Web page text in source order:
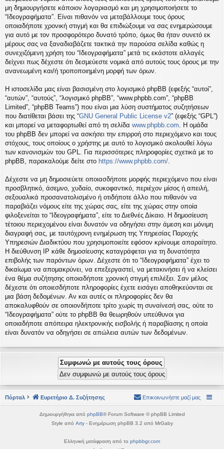
εις
μη δημιουργήσετε κάποιον λογαριασμό και μη χρησιμοποιήσετε το
“Ιδεογραφήματα”. Είναι πιθανόν να μεταβάλλουμε τους όρους
οποιαδήποτε χρονική στιγμή και θα επιδιώξουμε να σας ενημερώσουμε
για αυτό με τον προσφορότερο δυνατό τρόπο, όμως θα ήταν συνετό εκ
μέρους σας να ξαναδιαβάζετε τακτικά την παρούσα σελίδα καθώς η
συνεχιζόμενη χρήση του “Ιδεογραφήματα” μετά τις εκάστοτε αλλαγές
δείχνει πως δέχεστε ότι δεσμεύεστε νομικά από αυτούς τους όρους με την
ανανεωμένη και/ή τροποποιημένη μορφή των όρων.
Η ιστοσελίδα μας είναι βασισμένη στο λογισμικό phpBB (εφεξής “αυτοί”,
“αυτών”, “αυτούς”, “λογισμικό phpBB”, “www.phpbb.com”, “phpBB
Limited”, “phpBB Teams”) που είναι μια λύση συστήματος συζητήσεων
που διατίθεται βάσει της “GNU General Public License v2” (εφεξής “GPL”)
και μπορεί να μεταφορτωθεί από τη σελίδα www.phpbb.com . Η ομάδα
του phpBB δεν μπορεί να ασκήσει την επιρροή στο περιεχόμενο και τους
στόχους, τους οποίους ο χρήστης με αυτό το λογισμικό ακολουθεί λόγω
των κανονισμών του GPL. Για περισσότερες πληροφορίες σχετικά με το
phpBB, παρακαλούμε δείτε στο https://www.phpbb.com/
Δέχεστε να μη δημοσιεύετε οποιασδήποτε μορφής περιεχόμενο που είναι
προσβλητικό, άσεμνο, χυδαίο, συκοφαντικό, περιέχον μίσος ή απειλή,
σεξουαλικά προσανατολισμένο ή οτιδήποτε άλλο που πιθανόν να
παραβιάζει νόμους είτε της χώρας σας, είτε της χώρας στην οποία
φιλοξενείται το “Ιδεογραφήματα”, είτε το Διεθνές Δίκαιο. Η δημοσίευση
τέτοιου περιεχομένου είναι δυνατόν να οδηγήσει στην άμεση και μόνιμη
διαγραφή σας, με ταυτόχρονη ενημέρωση της Υπηρεσίας Παροχής
Υπηρεσιών Διαδικτύου που χρησιμοποιείτε εφόσον κρίνουμε απαραίτητο.
Η διεύθυνση IP κάθε δημοσίευσης καταγράφεται για τη δυνατότητα
επιβολής των παρόντων όρων. Δέχεστε ότι το “Ιδεογραφήματα” έχει το
δικαίωμα να απομακρύνει, να επεξεργαστεί, να μετακινήσει ή να κλείσει
ένα θέμα συζήτησης οποιαδήποτε χρονική στιγμή επιλέξει. Σαν μέλος
δέχεστε ότι οποιεσδήποτε πληροφορίες έχετε εισάγει αποθηκεύονται σε
μια βάση δεδομένων. Αν και αυτές οι πληροφορίες δεν θα
αποκαλυφθούν σε οποιονδήποτε τρίτο χωρίς τη συναίνεσή σας, ούτε το
“Ιδεογραφήματα” ούτε το phpBB θα θεωρηθούν υπεύθυνοι για
οποιαδήποτε απόπειρα ηλεκτρονικής εισβολής ή παραβίασης η οποία
είναι δυνατόν να οδηγήσει σε απώλεια αυτών των δεδομένων.
Πόρταλ Ευρετήριο Δ. Συζήτησης Επικοινωνήστε μαζί μας
Δημιουργήθηκε από phpBB® Forum Software © phpBB Limited
Style από Arty- Ενημέρωση phpBB 3.2 από MrGaby
Ελληνική μετάφραση από το phpbbgr.com